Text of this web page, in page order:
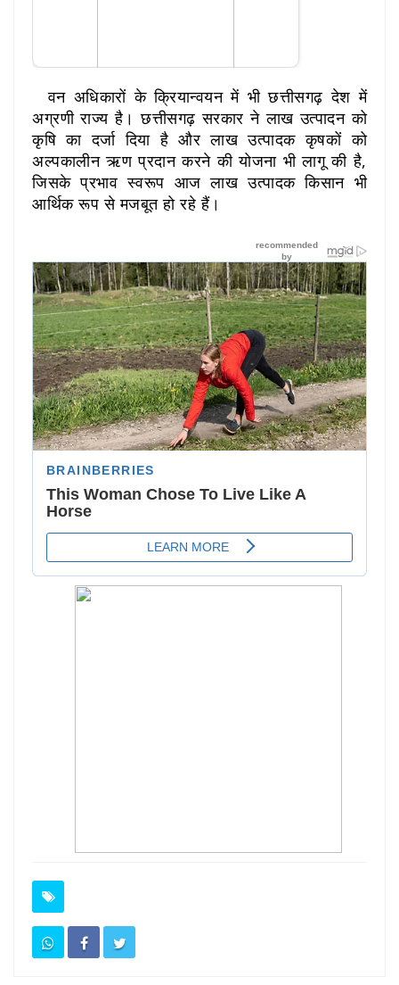
वन अधिकारों के क्रियान्वयन में भी छत्तीसगढ़ देश में
अग्रणी राज्य है। छत्तीसगढ़ सरकार ने लाख उत्पादन को
कृषि का दर्जा दिया है और लाख उत्पादक कृषकों को
अल्पकालीन ऋण प्रदान करने की योजना भी लागू की है,
जिसके प्रभाव स्वरूप आज लाख उत्पादक किसान भी
आर्थिक रूप से मजबूत हो रहे हैं।